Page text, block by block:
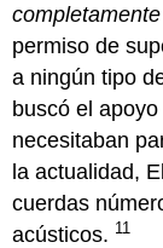
permiso de
a ningún tipo
buscó el
necesitaban
la actualidad,
cuerdas
acústicos. 11